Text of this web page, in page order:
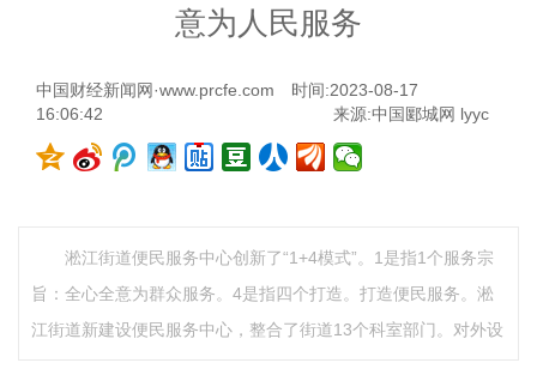
意为人民服务
中国财经新闻网·www.prcfe.com
时间:2023-08-17
16:06:42
来源:中国郾城网 lyyc
淞江街道便民服务中心创新了“1+4模式”。1是指1个服务宗
旨：全心全意为群众服务。4是指四个打造。打造便民服务。淞
江街道新建设便民服务中心，整合了街道13个科室部门。对外设